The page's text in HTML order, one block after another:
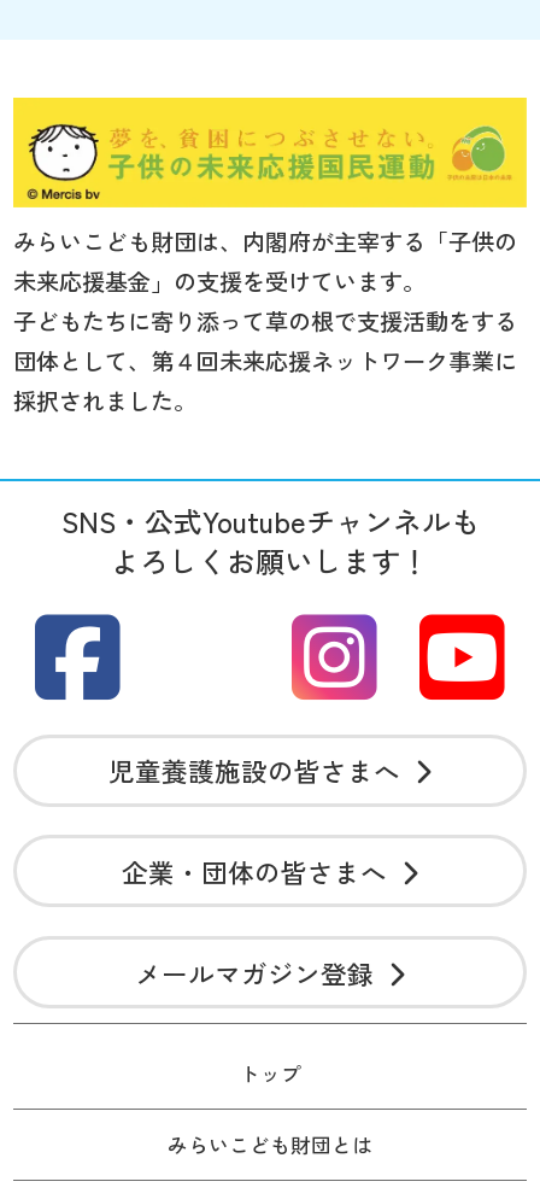
みらいこども財団は、内閣府が主宰する「子供の
未来応援基金」の支援を受けています。
子どもたちに寄り添って草の根で支援活動をする
団体として、第４回未来応援ネットワーク事業に
採択されました。
SNS・公式Youtubeチャンネルも
よろしくお願いします！
児童養護施設の皆さまへ
企業・団体の皆さまへ
メールマガジン登録
トップ
みらいこども財団とは